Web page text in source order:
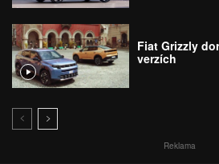
Fiat Grizzly
verzích
Reklama